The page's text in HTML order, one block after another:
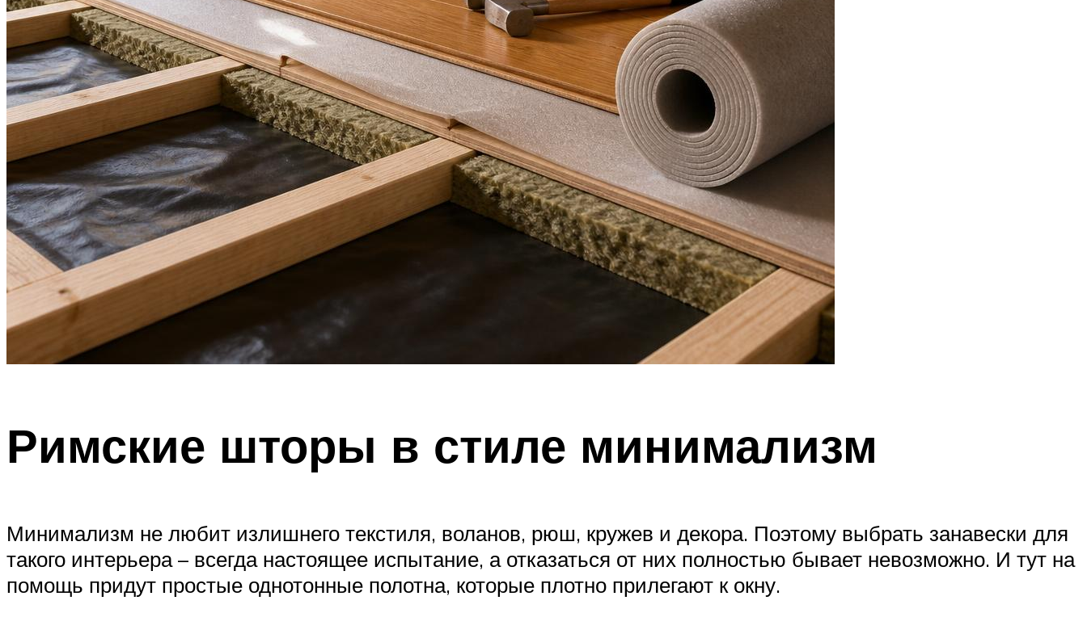
Римские шторы в стиле минимализм
Минимализм не любит излишнего текстиля, воланов, рюш, кружев и декора. Поэтому выбрать занавески для
такого интерьера – всегда настоящее испытание, а отказаться от них полностью бывает невозможно. И тут на
помощь придут простые однотонные полотна, которые плотно прилегают к окну.